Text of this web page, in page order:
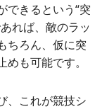
できるという“突
れば、敵のラッ
ちろん、仮に突
も可能です。
、これが競技シ